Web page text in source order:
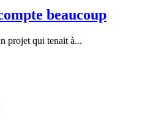
beaucoup
projet qui tenait à...